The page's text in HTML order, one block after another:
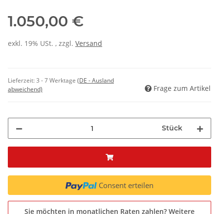
1.050,00 €
exkl. 19% USt. , zzgl. Versand
Lieferzeit:3 - 7 Werktage (DE - Ausland
abweichend)
Frage zum Artikel
Stück
Consent erteilen
Sie möchten in monatlichen Raten zahlen? Weitere